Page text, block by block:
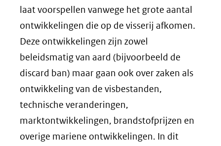
laat voorspellen vanwege het grote aantal
ontwikkelingen die op de visserij afkomen.
Deze ontwikkelingen zijn zowel
beleidsmatig van aard (bijvoorbeeld de
discard ban) maar gaan ook over zaken als
ontwikkeling van de visbestanden,
technische veranderingen,
marktontwikkelingen, brandstofprijzen en
overige mariene ontwikkelingen. In dit